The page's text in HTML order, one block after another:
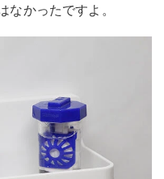
なかったですよ。